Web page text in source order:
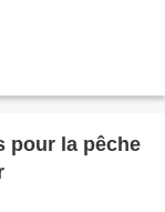
pour la pêche